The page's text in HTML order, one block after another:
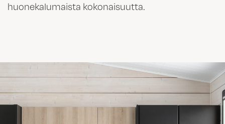
huonekalumaista kokonaisuutta.